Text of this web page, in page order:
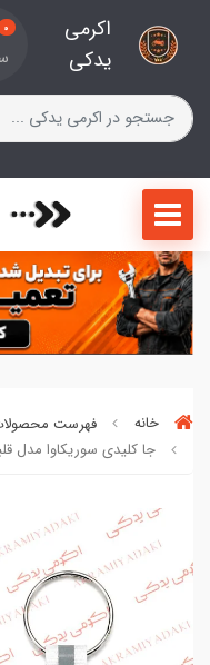
اکرمی
یدکی
0
خانه
فهرست
جا کلیدی سوریکاوا مدل قلبی بسته 1